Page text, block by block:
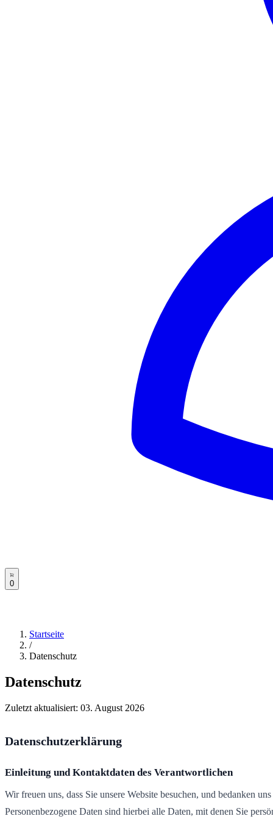
0
Startseite
/
Datenschutz
Datenschutz
Zuletzt aktualisiert: 03. August 2026
Datenschutzerklärung
Einleitung und Kontaktdaten des Verantwortlichen
Wir freuen uns, dass Sie unsere Website besuchen, und bedanken
Personenbezogene Daten sind hierbei alle Daten, mit denen Sie